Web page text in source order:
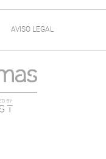
AVISO LEGAL